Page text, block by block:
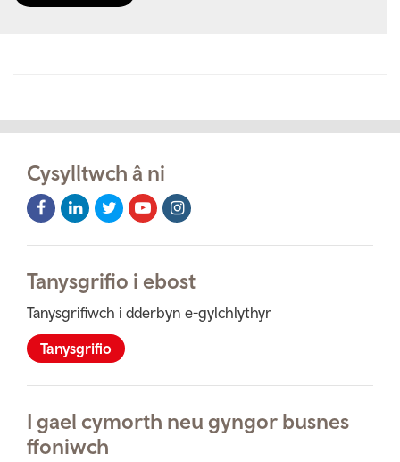
Cysylltwch â ni
Facebook
Icon
LinkedIn
Icon
Twitter
Icon
Youtube
Icon
Instagram
Icon
Tanysgrifio i ebost
Tanysgrifiwch i dderbyn e-gylchlythyr
Tanysgrifio
I gael cymorth neu gyngor busnes
ffoniwch